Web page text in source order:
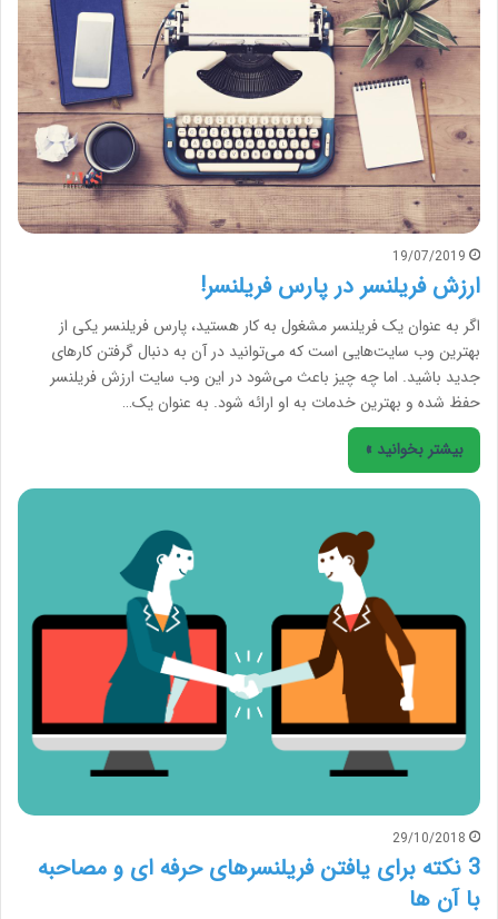
19/07/2019
ارزش فریلنسر در پارس فریلنسر!
اگر به عنوان یک فریلنسر مشغول به کار هستید، پارس فریلنسر یکی از
بهترین وب سایت‌هایی است که می‌توانید در آن به دنبال گرفتن کارهای
جدید باشید. اما چه چیز باعث می‌شود در این وب سایت ارزش فریلنسر
حفظ شده و بهترین خدمات به او ارائه شود. به عنوان یک…
بیشتر بخوانید »
29/10/2018
3 نکته برای یافتن فریلنسرهای حرفه ای و مصاحبه
با آن ها